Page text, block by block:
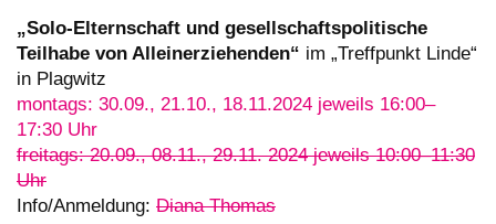
„Solo-Elternschaft und gesellschaftspolitische
Teilhabe von Alleinerziehenden“ im „Treffpunkt Linde“
in Plagwitz
montags: 30.09., 21.10., 18.11.2024 jeweils 16:00–
17:30 Uhr
freitags: 20.09., 08.11., 29.11. 2024 jeweils 10:00–11:30
Uhr
Info/Anmeldung: Diana Thomas